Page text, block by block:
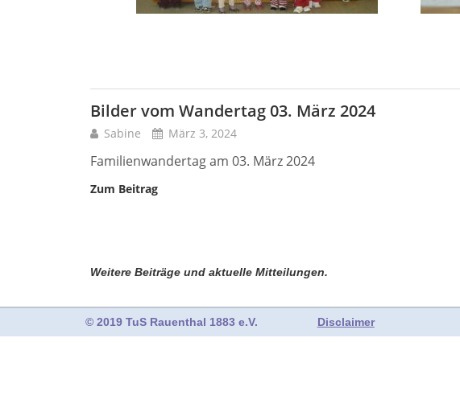
Bilder vom Wandertag 03. März 2024
Sabine März 3, 2024
Familienwandertag am 03. März 2024
Zum Beitrag
Weitere Beiträge und aktuelle Mitteilungen.
© 2019 TuS Rauenthal 1883 e.V. Disclaimer